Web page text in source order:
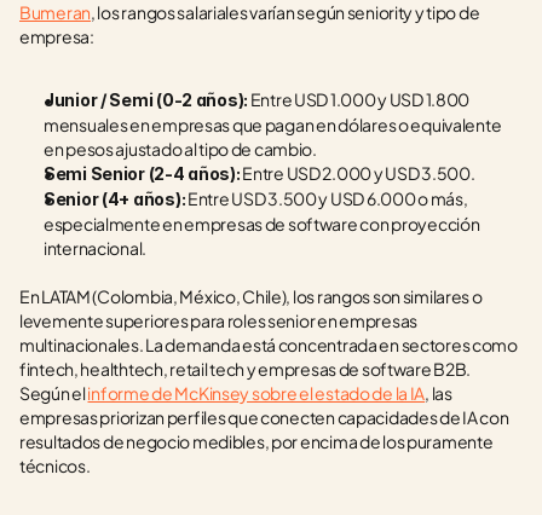
Bumeran, los rangos salariales varían según seniority y tipo de
empresa:
Junior / Semi (0-2 años): Entre USD 1.000 y USD 1.800
mensuales en empresas que pagan en dólares o equivalente
en pesos ajustado al tipo de cambio.
Semi Senior (2-4 años): Entre USD 2.000 y USD 3.500.
Senior (4+ años): Entre USD 3.500 y USD 6.000 o más,
especialmente en empresas de software con proyección
internacional.
En LATAM (Colombia, México, Chile), los rangos son similares o
levemente superiores para roles senior en empresas
multinacionales. La demanda está concentrada en sectores como
fintech, healthtech, retail tech y empresas de software B2B.
Según el informe de McKinsey sobre el estado de la IA, las
empresas priorizan perfiles que conecten capacidades de IA con
resultados de negocio medibles, por encima de los puramente
técnicos.